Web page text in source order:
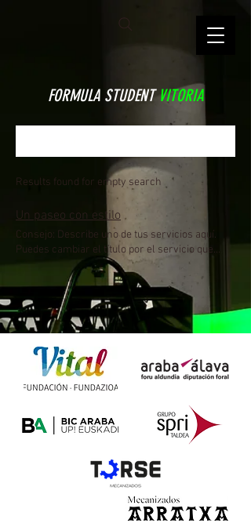
FORMULA STUDENT VITORIA
Results found for empty search
Un paseo con estilo
Consejo: Describe uno de tus servicios aquí.
Puedes cambiar el título por el servicio que
ofreces y usar este espacio para detallarlo.
También puedes cambiar la imagen.